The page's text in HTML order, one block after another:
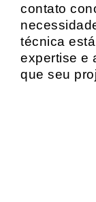
contato
técnica
expertise e
que seu